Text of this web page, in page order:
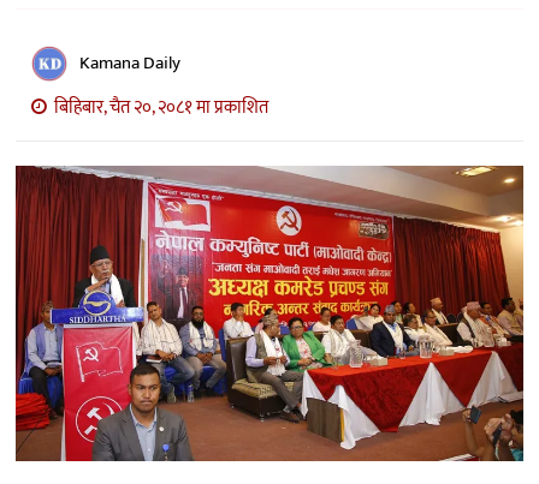
बाणिज्य
भिडियो
सिफारिस
Kamana Daily
बिहिबार, चैत २०, २०८१ मा प्रकाशित